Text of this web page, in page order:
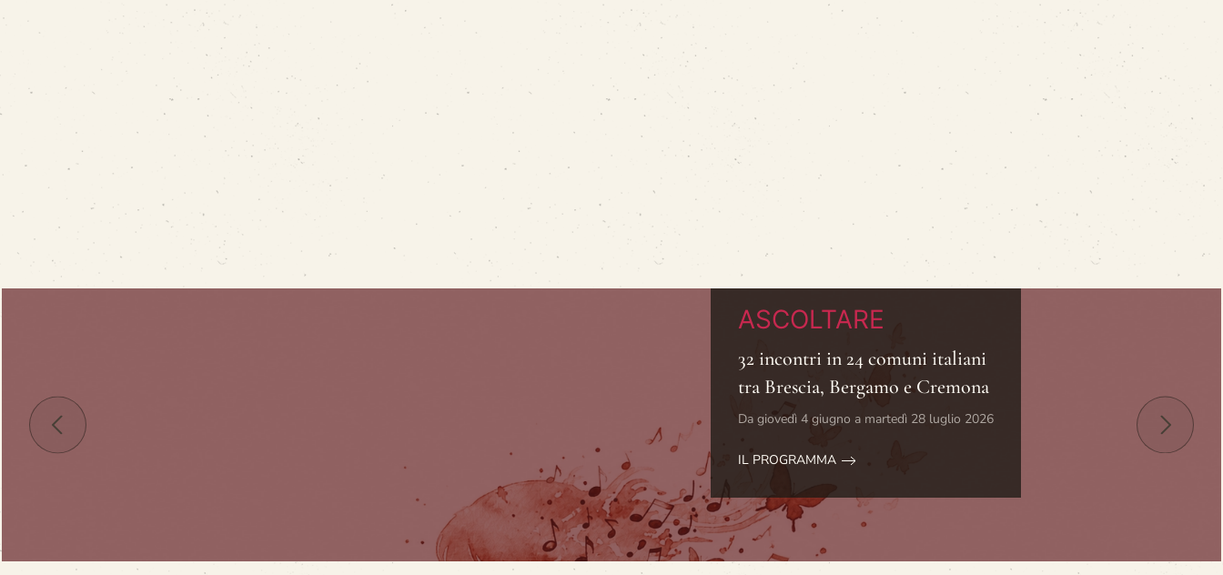
32 incontri in 24 comuni italiani
tra Brescia, Bergamo e Cremona
Da giovedì 4 giugno a martedì 28 luglio 2026
IL PROGRAMMA